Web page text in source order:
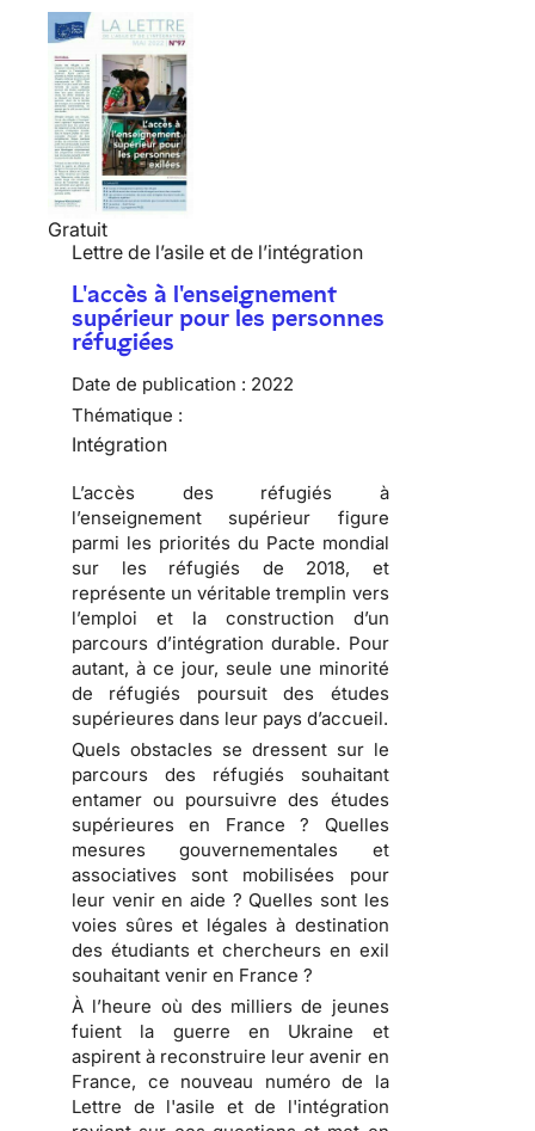
Gratuit
Lettre de l’asile et de l’intégration
L'accès à l'enseignement
supérieur pour les personnes
réfugiées
Date de publication : 2022
Thématique :
Intégration
L’accès des réfugiés à
l’enseignement supérieur figure
parmi les priorités du Pacte mondial
sur les réfugiés de 2018, et
représente un véritable tremplin vers
l’emploi et la construction d’un
parcours d’intégration durable. Pour
autant, à ce jour, seule une minorité
de réfugiés poursuit des études
supérieures dans leur pays d’accueil.
Quels obstacles se dressent sur le
parcours des réfugiés souhaitant
entamer ou poursuivre des études
supérieures en France ? Quelles
mesures gouvernementales et
associatives sont mobilisées pour
leur venir en aide ? Quelles sont les
voies sûres et légales à destination
des étudiants et chercheurs en exil
souhaitant venir en France ?
À l’heure où des milliers de jeunes
fuient la guerre en Ukraine et
aspirent à reconstruire leur avenir en
France, ce nouveau numéro de la
Lettre de l'asile et de l'intégration